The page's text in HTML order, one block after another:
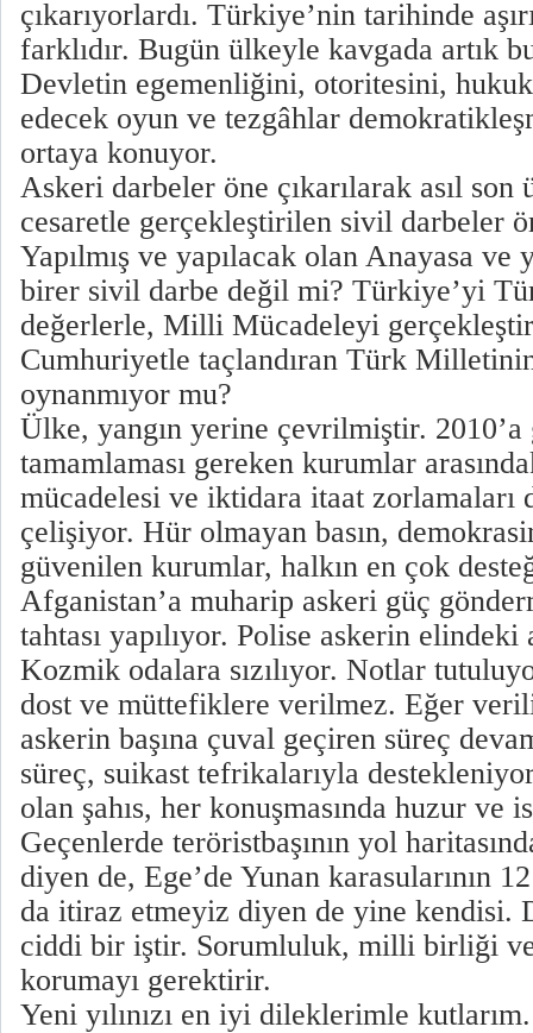
çıkarıyorlardı. Türkiye’nin tarihinde
farklıdır. Bugün ülkeyle kavgada artık
Devletin egemenliğini, otoritesini,
edecek oyun ve tezgâhlar
ortaya konuyor.
Askeri darbeler öne çıkarılarak asıl son
cesaretle gerçekleştirilen sivil darbeler
Yapılmış ve yapılacak olan Anayasa
birer sivil darbe değil mi? Türkiye’yi
değerlerle, Milli Mücadeleyi
Cumhuriyetle taçlandıran Türk
oynanmıyor mu?
Ülke, yangın yerine çevrilmiştir.
tamamlaması gereken kurumlar
mücadelesi ve iktidara itaat zorlamaları
çelişiyor. Hür olmayan basın,
güvenilen kurumlar, halkın en çok
Afganistan’a muharip askeri güç
tahtası yapılıyor. Polise askerin
Kozmik odalara sızılıyor. Notlar
dost ve müttefiklere verilmez. Eğer
askerin başına çuval geçiren süreç
süreç, suikast tefrikalarıyla
olan şahıs, her konuşmasında huzur ve
Geçenlerde teröristbaşının yol
diyen de, Ege’de Yunan karasularının
da itiraz etmeyiz diyen de yine kendisi.
ciddi bir iştir. Sorumluluk, milli birliği
korumayı gerektirir.
Yeni yılınızı en iyi dileklerimle kutlarım.